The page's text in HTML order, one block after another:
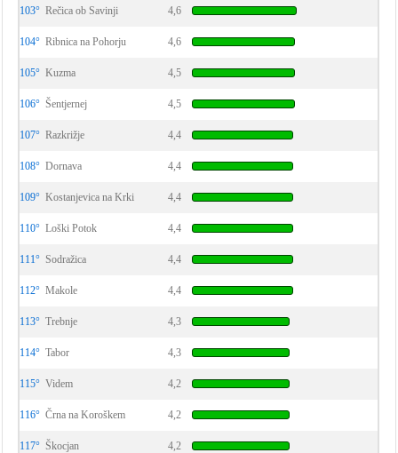
103° Rečica ob Savinji 4,6
104° Ribnica na Pohorju 4,6
105° Kuzma 4,5
106° Šentjernej 4,5
107° Razkrižje 4,4
108° Dornava 4,4
109° Kostanjevica na Krki 4,4
110° Loški Potok 4,4
111° Sodražica 4,4
112° Makole 4,4
113° Trebnje 4,3
114° Tabor 4,3
115° Videm 4,2
116° Črna na Koroškem 4,2
117° Škocjan 4,2